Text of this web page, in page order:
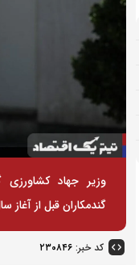
وزیر جهاد کشاورزی
گندمکاران قبل از
کد خبر: ۲۳۰۸۴۶